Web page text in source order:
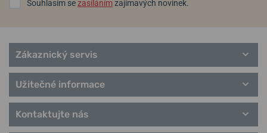
Souhlasím sezasílánímzajímavých novinek.
Zákaznický servis
Užitečné informace
Kontaktujte nás